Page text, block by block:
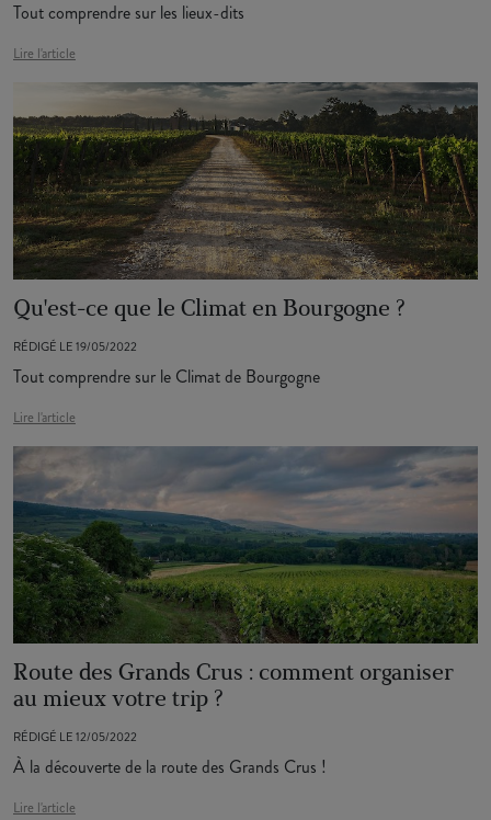
Tout comprendre sur les lieux-dits
Lire l'article
Qu'est-ce que le Climat en Bourgogne ?
RÉDIGÉ LE 19/05/2022
Tout comprendre sur le Climat de Bourgogne
Lire l'article
Route des Grands Crus : comment organiser
au mieux votre trip ?
RÉDIGÉ LE 12/05/2022
À la découverte de la route des Grands Crus !
Lire l'article